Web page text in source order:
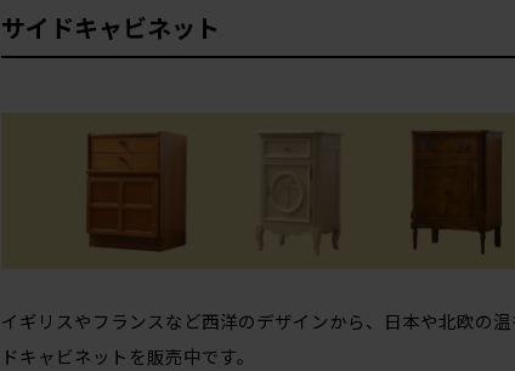
サイドキャビネット
イギリスやフランスなど西洋のデザインから、日本や北欧の
ドキャビネットを販売中です。